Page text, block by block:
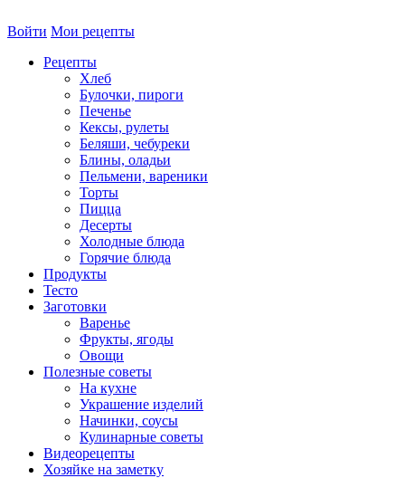
Войти Мои рецепты
Рецепты
Хлеб
Булочки, пироги
Печенье
Кексы, рулеты
Беляши, чебуреки
Блины, оладьи
Пельмени, вареники
Торты
Пицца
Десерты
Холодные блюда
Горячие блюда
Продукты
Тесто
Заготовки
Варенье
Фрукты, ягоды
Овощи
Полезные советы
На кухне
Украшение изделий
Начинки, соусы
Кулинарные советы
Видеорецепты
Хозяйке на заметку